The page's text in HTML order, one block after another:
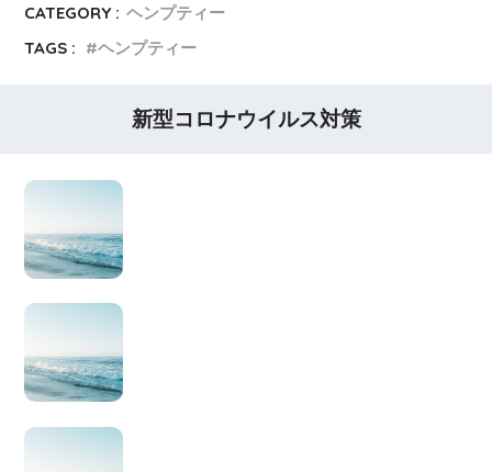
CATEGORY : ヘンプティー
TAGS :
ヘンプティー
新型コロナウイルス対策